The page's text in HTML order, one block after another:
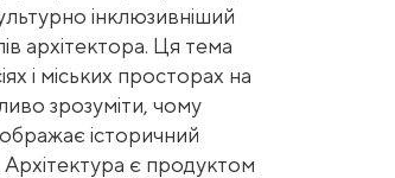
інклюзивніший
архітектора. Ця тема
і міських просторах на
зрозуміти, чому
історичний
є продуктом